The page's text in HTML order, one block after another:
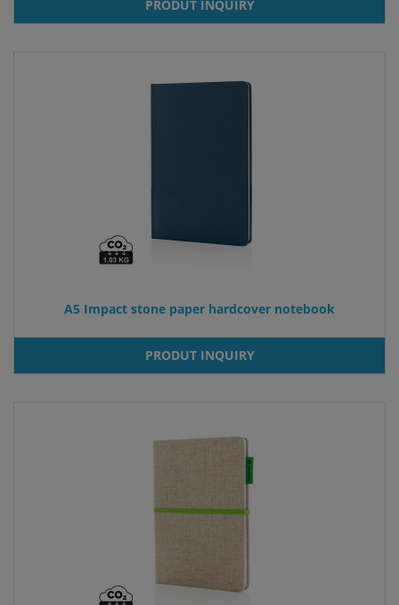
PRODUT INQUIRY
A5 Impact stone paper hardcover notebook
PRODUT INQUIRY